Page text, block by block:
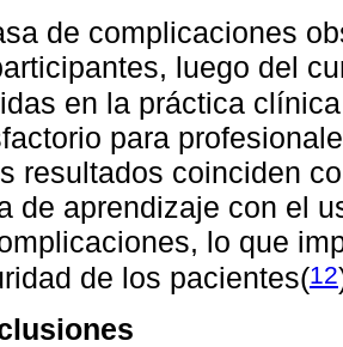
de complicaciones
luego del
en la práctica
para
resultados coinciden
de aprendizaje con el
lo que
de los pacientes(12